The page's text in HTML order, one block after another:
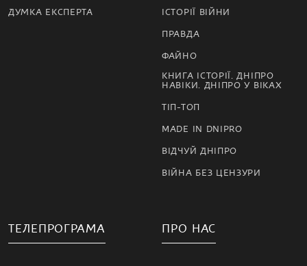
ДУМКА ЕКСПЕРТА ІСТОРІЇ ВІЙНИ
ПРАВДА
ФАЙНО
КНИГА ІСТОРІЇ. ДНІПРО
НАВІКИ. ДНІПРО У ВІКАХ
ТІП-ТОП
MADE IN DNIPRO
ВІДЧУЙ ДНІПРО
ВІЙНА БЕЗ ЦЕНЗУРИ
ТЕЛЕПРОГРАМА ПРО НАС